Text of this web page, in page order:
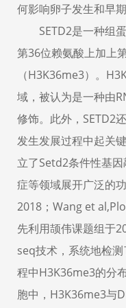
何影响卵子发生和早
SETD2是一种组蛋
第36位赖氨酸上加上
（H3K36me3）。
域，被认为是一种由
修饰。此外，SETD2
发生发展过程中起关
立了Setd2条件性基
症等领域展开广泛的
2018；Wang et
先利用颉伟课题组于
seq技术，系统地检
程中H3K36me3的分
胞中，H3K36me3与